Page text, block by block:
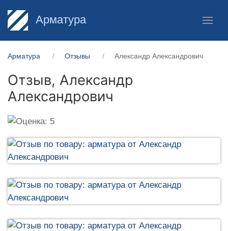
Арматура
Арматура Отзывы Александр Александрович
Отзыв, Александр
Александрович